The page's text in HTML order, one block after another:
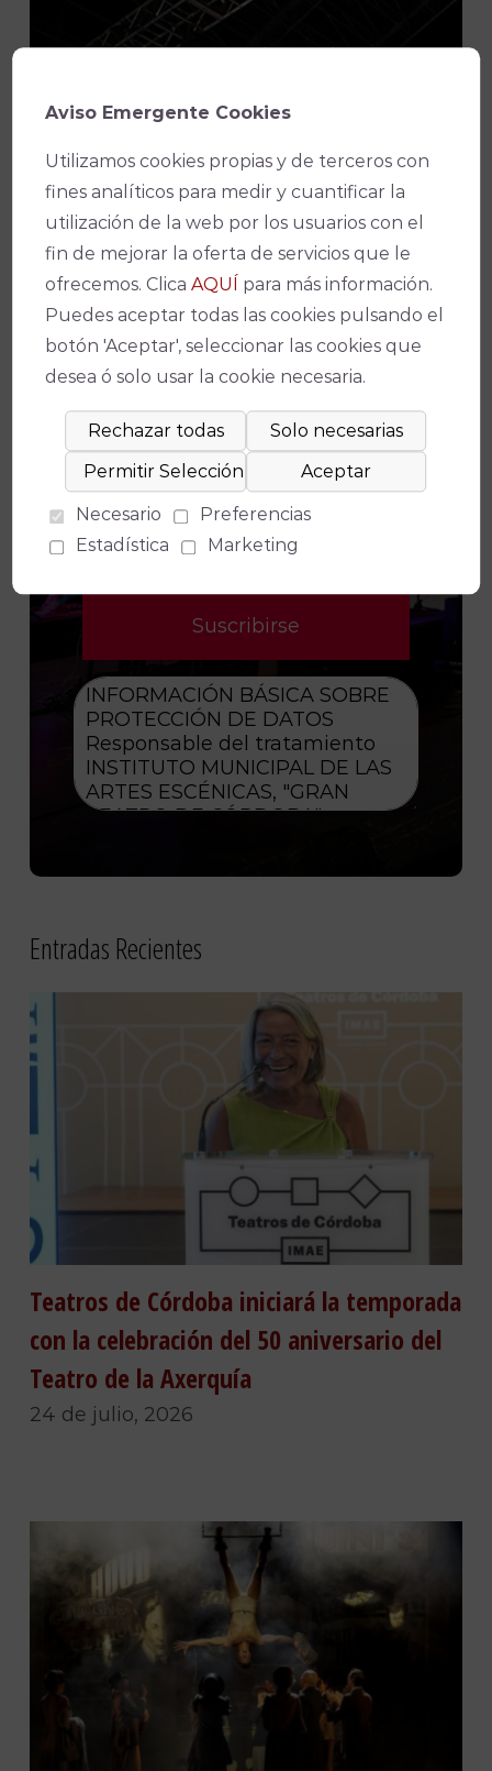
¡No te pierdas nada!
Suscríbete a nuestro boletín para
estar al día de la actualidad y de los
últimos espectáculos.
Consiento el uso de mis datos
de privacidadPOLÍTICA DE
PRIVACIDAD
Consiento el uso de mis datos
personales para recibir publicidad de
Entradas Recientes
Teatros de Córdoba iniciará la temporada
con la celebración del 50 aniversario del
Teatro de la Axerquía
24 de julio, 2026
Aviso Emergente Cookies
Utilizamos cookies propias y de terceros con
fines analíticos para medir y cuantificar la
utilización de la web por los usuarios con el
fin de mejorar la oferta de servicios que le
ofrecemos. ClicaAQUÍ
para más información.
Puedes aceptar todas las cookies pulsando el
botón 'Aceptar', seleccionar las cookies que
desea ó solo usar la cookie necesaria.
Necesario
Preferencias
Estadística
Marketing